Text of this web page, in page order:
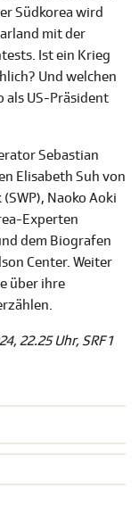
Südkorea wird
mit der
Ist ein Krieg
Und welchen
als US-Präsident
Sebastian
Elisabeth Suh von
Naoko Aoki
Experten
dem Biografen
Center. Weiter
über ihre
22.25 Uhr, SRF 1